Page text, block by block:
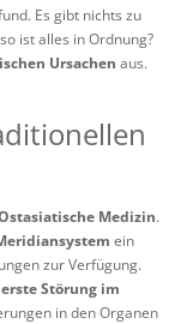
Es gibt nichts zu
ist alles in Ordnung?
Ursachen aus.
Medizin.
ein
zur Verfügung.
erste Störung im
in den Organen